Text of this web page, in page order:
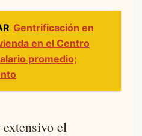
Gentrificación en
en el Centro
promedio;
extensivo el